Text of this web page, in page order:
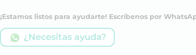
¡Estamos listos para ayudarte! Escríbenos por
¿Necesitas ayuda?